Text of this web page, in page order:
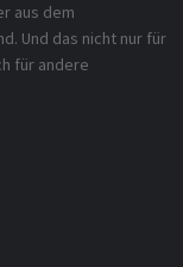
aus dem
Und das nicht nur für
für andere